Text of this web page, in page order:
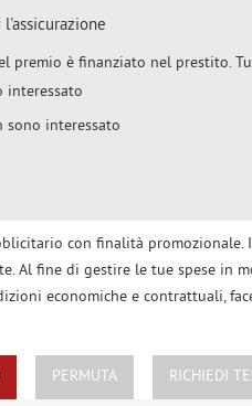
premio è finanziato nel prestito.
interessato
sono interessato
con finalità promozionale.
Al fine di gestire le tue spese in
economiche e contrattuali,
PERMUTA RICHIEDI